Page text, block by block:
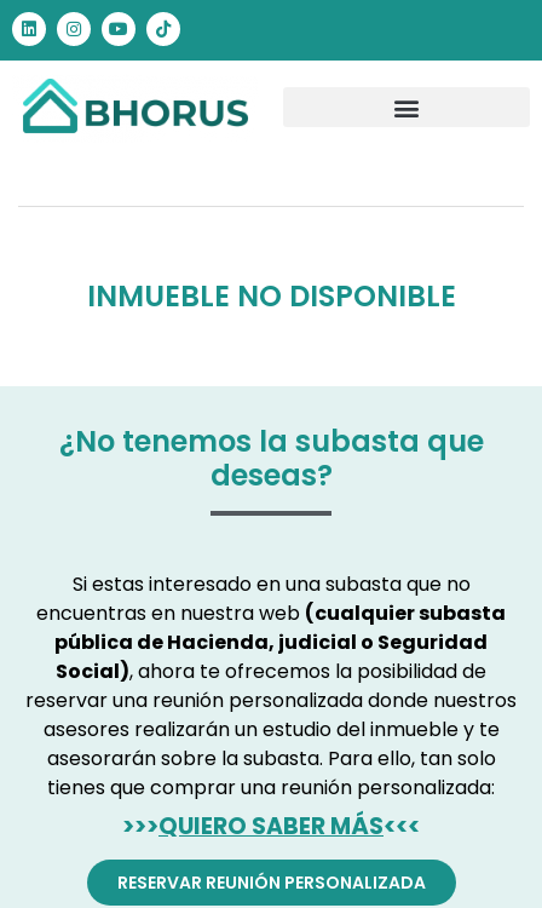
INMUEBLE NO DISPONIBLE
¿No tenemos la subasta que
deseas?
Si estas interesado en una subasta que no
encuentras en nuestra web (cualquier subasta
pública de Hacienda, judicial o Seguridad
Social), ahora te ofrecemos la posibilidad de
reservar una reunión personalizada donde nuestros
asesores realizarán un estudio del inmueble y te
asesorarán sobre la subasta. Para ello, tan solo
tienes que comprar una reunión personalizada:
>>>QUIERO SABER MÁS<<<
RESERVAR REUNIÓN PERSONALIZADA